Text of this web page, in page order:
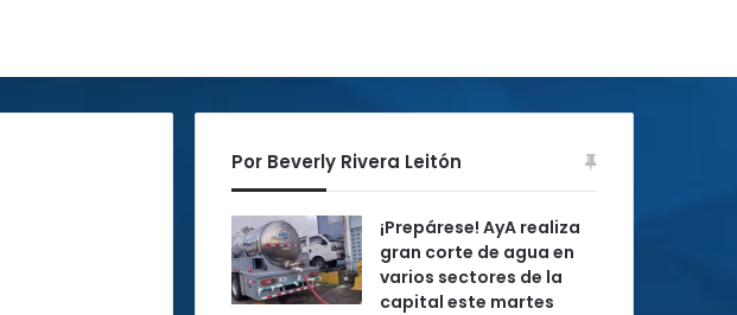
Por Beverly Rivera Leitón
¡Prepárese! AyA realiza
gran corte de agua en
varios sectores de la
capital este martes